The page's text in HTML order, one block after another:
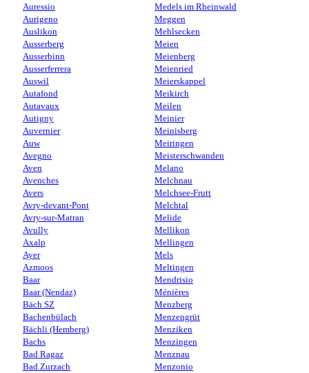
Auressio
Aurigeno
Auslikon
Ausserberg
Ausserbinn
Ausserferrera
Auswil
Autafond
Autavaux
Autigny
Auvernier
Auw
Avegno
Aven
Avenches
Avers
Avry-devant-Pont
Avry-sur-Matran
Avully
Axalp
Ayer
Azmoos
Baar
Baar (Nendaz)
Bäch SZ
Bachenbülach
Bächli (Hemberg)
Bachs
Bad Ragaz
Bad Zurzach
Medels im Rheinwald
Meggen
Mehlsecken
Meien
Meienberg
Meienried
Meierskappel
Meikirch
Meilen
Meinier
Meinisberg
Meiringen
Meisterschwanden
Melano
Melchnau
Melchsee-Frutt
Melchtal
Melide
Mellikon
Mellingen
Mels
Meltingen
Mendrisio
Ménières
Menzberg
Menzengrüt
Menziken
Menzingen
Menznau
Menzonio